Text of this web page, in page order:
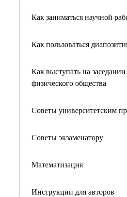
Как заниматься научной
Как пользоваться
Как выступать на
физического общества
Советы университетским
Советы экзаменатору
Математизация
Инструкции для авторов